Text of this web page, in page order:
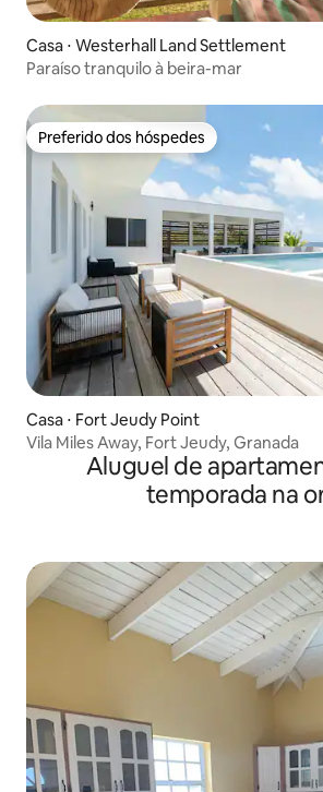
Casa ⋅ Westerhall Land Settlement
Paraíso tranquilo à beira-mar
Preferido dos hóspedes
Preferido dos hóspedes
Casa ⋅ Fort Jeudy Point
Vila Miles Away, Fort Jeudy, Granada
Aluguel de
temporada na